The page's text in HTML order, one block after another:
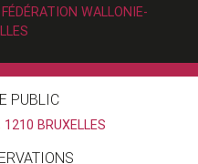
WALLONIE-
PUBLIC
1210 BRUXELLES